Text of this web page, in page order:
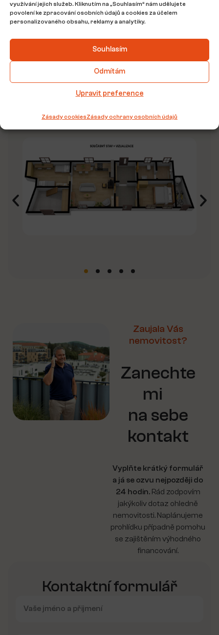
využívání jejich služeb. Kliknutím na „Souhlasím“ nám udělujete
povolení ke zpracování osobních údajů a cookies za účelem
personalizovaného obsahu, reklamy a analytiky.
Souhlasím
Odmítám
Upravit preference
Zásady cookiesZásady ochrany osobních údajů
Půdorys nemovitosti
Zaujala Vás
nemovitost?
Zanechte
mi
na sebe
kontakt
Vyplňte krátký formulář
a já se ozvu nejpozději do
24 hodin.Rád zodpovím
jakýkoliv dotaz ohledně
nemovitosti. Naplánujeme
prohlídku případně pomohu
se zajištěním výhodného
financování.
Kontaktní formulář